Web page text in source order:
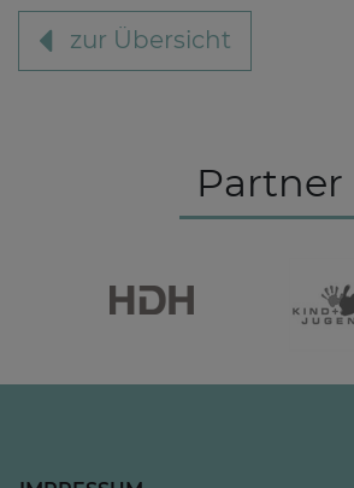
zur Übersicht
Partner